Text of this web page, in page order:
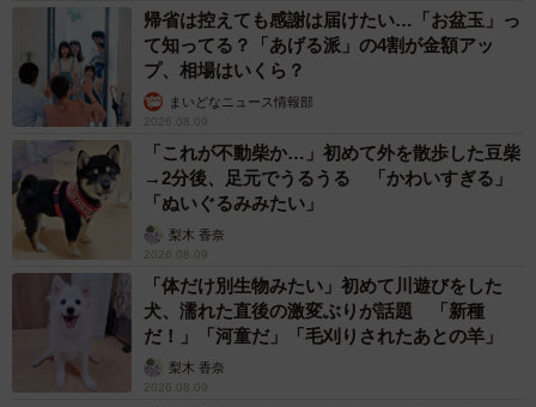
帰省は控えても感謝は届けたい…「お盆玉」っ
て知ってる？「あげる派」の4割が金額アッ
プ、相場はいくら？
まいどなニュース情報部
2026.08.09
「これが不動柴か…」初めて外を散歩した豆柴
→2分後、足元でうるうる 「かわいすぎる」
「ぬいぐるみみたい」
梨木 香奈
2026.08.09
「体だけ別生物みたい」初めて川遊びをした
犬、濡れた直後の激変ぶりが話題 「新種
だ！」「河童だ」「毛刈りされたあとの羊」
梨木 香奈
2026.08.09